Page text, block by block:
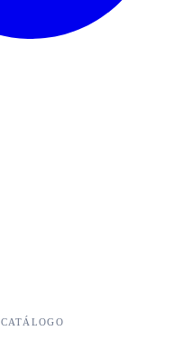
CATÁLOGO